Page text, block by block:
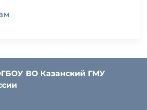
ВО Казанский ГМУ